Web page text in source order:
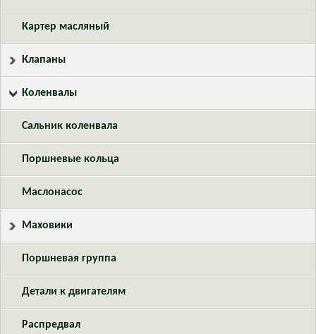
Картер масляный
Клапаны
Коленвалы
Сальник коленвала
Поршневые кольца
Маслонасос
Маховики
Поршневая группа
Детали к двигателям
Распредвал